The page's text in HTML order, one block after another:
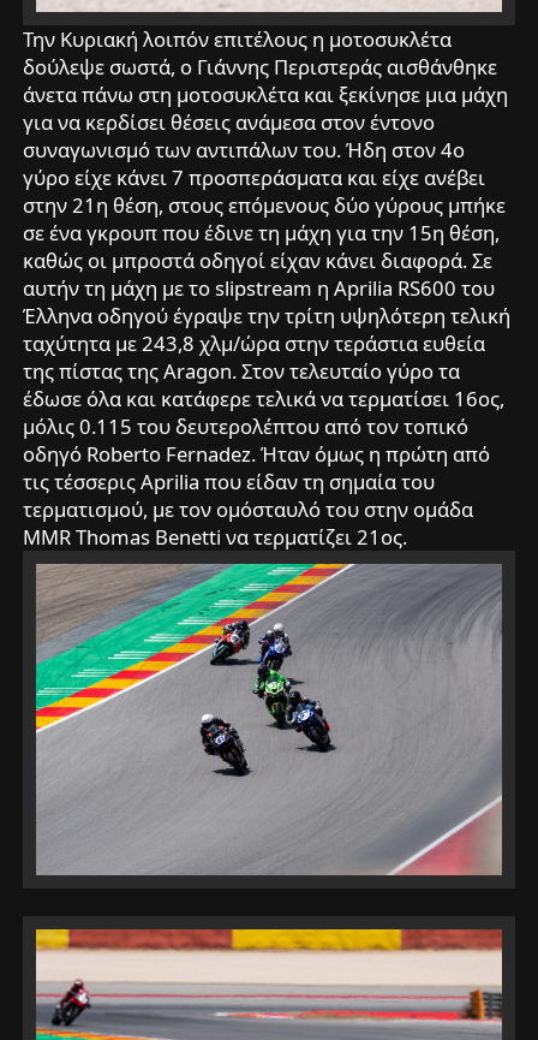
Την Κυριακή λοιπόν επιτέλους η μοτοσυκλέτα
δούλεψε σωστά, ο Γιάννης Περιστεράς αισθάνθηκε
άνετα πάνω στη μοτοσυκλέτα και ξεκίνησε μια μάχη
για να κερδίσει θέσεις ανάμεσα στον έντονο
συναγωνισμό των αντιπάλων του. Ήδη στον 4ο
γύρο είχε κάνει 7 προσπεράσματα και είχε ανέβει
στην 21η θέση, στους επόμενους δύο γύρους μπήκε
σε ένα γκρουπ που έδινε τη μάχη για την 15η θέση,
καθώς οι μπροστά οδηγοί είχαν κάνει διαφορά. Σε
αυτήν τη μάχη με το slipstream η Aprilia RS600 του
Έλληνα οδηγού έγραψε την τρίτη υψηλότερη τελική
ταχύτητα με 243,8 χλμ/ώρα στην τεράστια ευθεία
της πίστας της Aragon. Στον τελευταίο γύρο τα
έδωσε όλα και κατάφερε τελικά να τερματίσει 16ος,
μόλις 0.115 του δευτερολέπτου από τον τοπικό
οδηγό Roberto Fernadez. Ήταν όμως η πρώτη από
τις τέσσερις Aprilia που είδαν τη σημαία του
τερματισμού, με τον ομόσταυλό του στην ομάδα
MMR Thomas Benetti να τερματίζει 21ος.